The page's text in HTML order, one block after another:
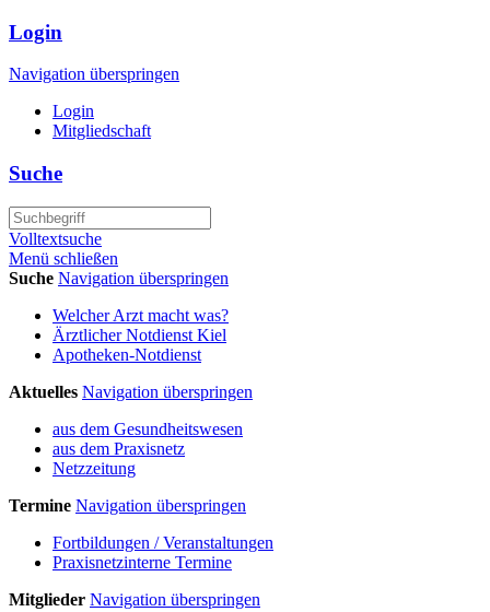
Login
Navigation überspringen
Login
Mitgliedschaft
Suche
Volltextsuche
Menü schließen
Suche Navigation überspringen
Welcher Arzt macht was?
Ärztlicher Notdienst Kiel
Apotheken-Notdienst
Aktuelles Navigation überspringen
aus dem Gesundheitswesen
aus dem Praxisnetz
Netzzeitung
Termine Navigation überspringen
Fortbildungen / Veranstaltungen
Praxisnetzinterne Termine
Mitglieder Navigation überspringen